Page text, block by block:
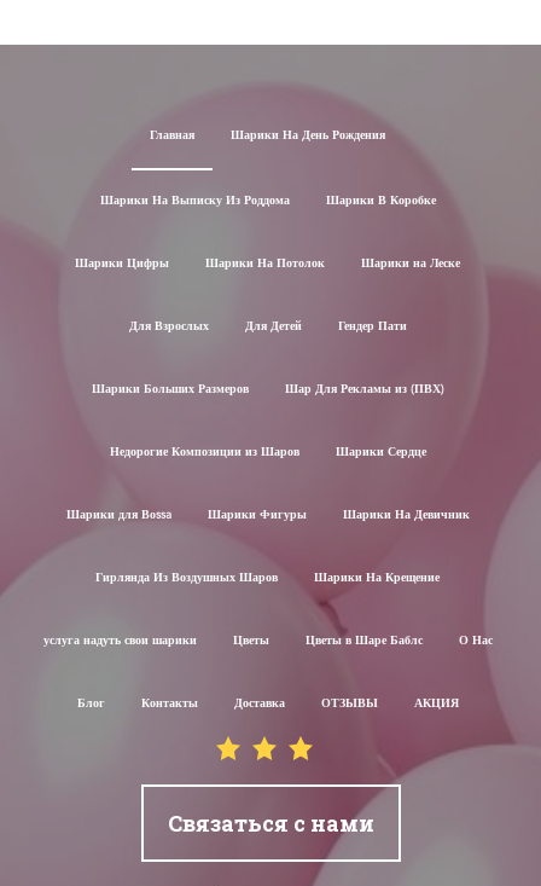
Главная Шарики На День Рождения
Шарики На Выписку Из Роддома Шарики В Коробке
Шарики Цифры Шарики На Потолок Шарики на Леске
Для Взрослых Для Детей Гендер Пати
Шарики Больших Размеров Шар Для Рекламы из (ПВХ)
Недорогие Композиции из Шаров Шарики Сердце
Шарики для Воssa Шарики Фигуры Шарики На Девичник
Гирлянда Из Воздушных Шаров Шарики На Крещение
услуга надуть свои шарики Цветы Цветы в Шаре Баблс О Нас
Блог Контакты Доставка ОТЗЫВЫ АКЦИЯ
Связаться с нами